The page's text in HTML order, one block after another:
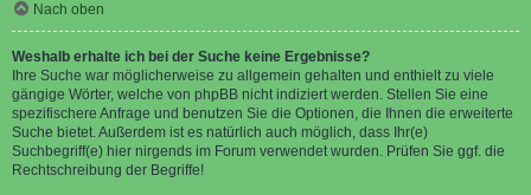
Nach oben
Weshalb erhalte ich bei der Suche keine Ergebnisse?
Ihre Suche war möglicherweise zu allgemein gehalten und enthielt zu viele
gängige Wörter, welche von phpBB nicht indiziert werden. Stellen Sie eine
spezifischere Anfrage und benutzen Sie die Optionen, die Ihnen die erweiterte
Suche bietet. Außerdem ist es natürlich auch möglich, dass Ihr(e)
Suchbegriff(e) hier nirgends im Forum verwendet wurden. Prüfen Sie ggf. die
Rechtschreibung der Begriffe!